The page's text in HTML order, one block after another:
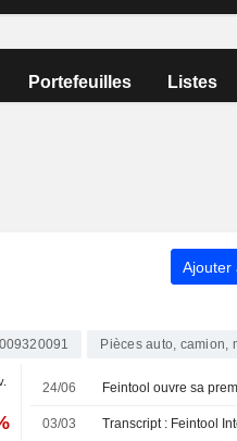
Portefeuilles Listes
Ajouter
Pièces auto, camion,
24/06
03/03